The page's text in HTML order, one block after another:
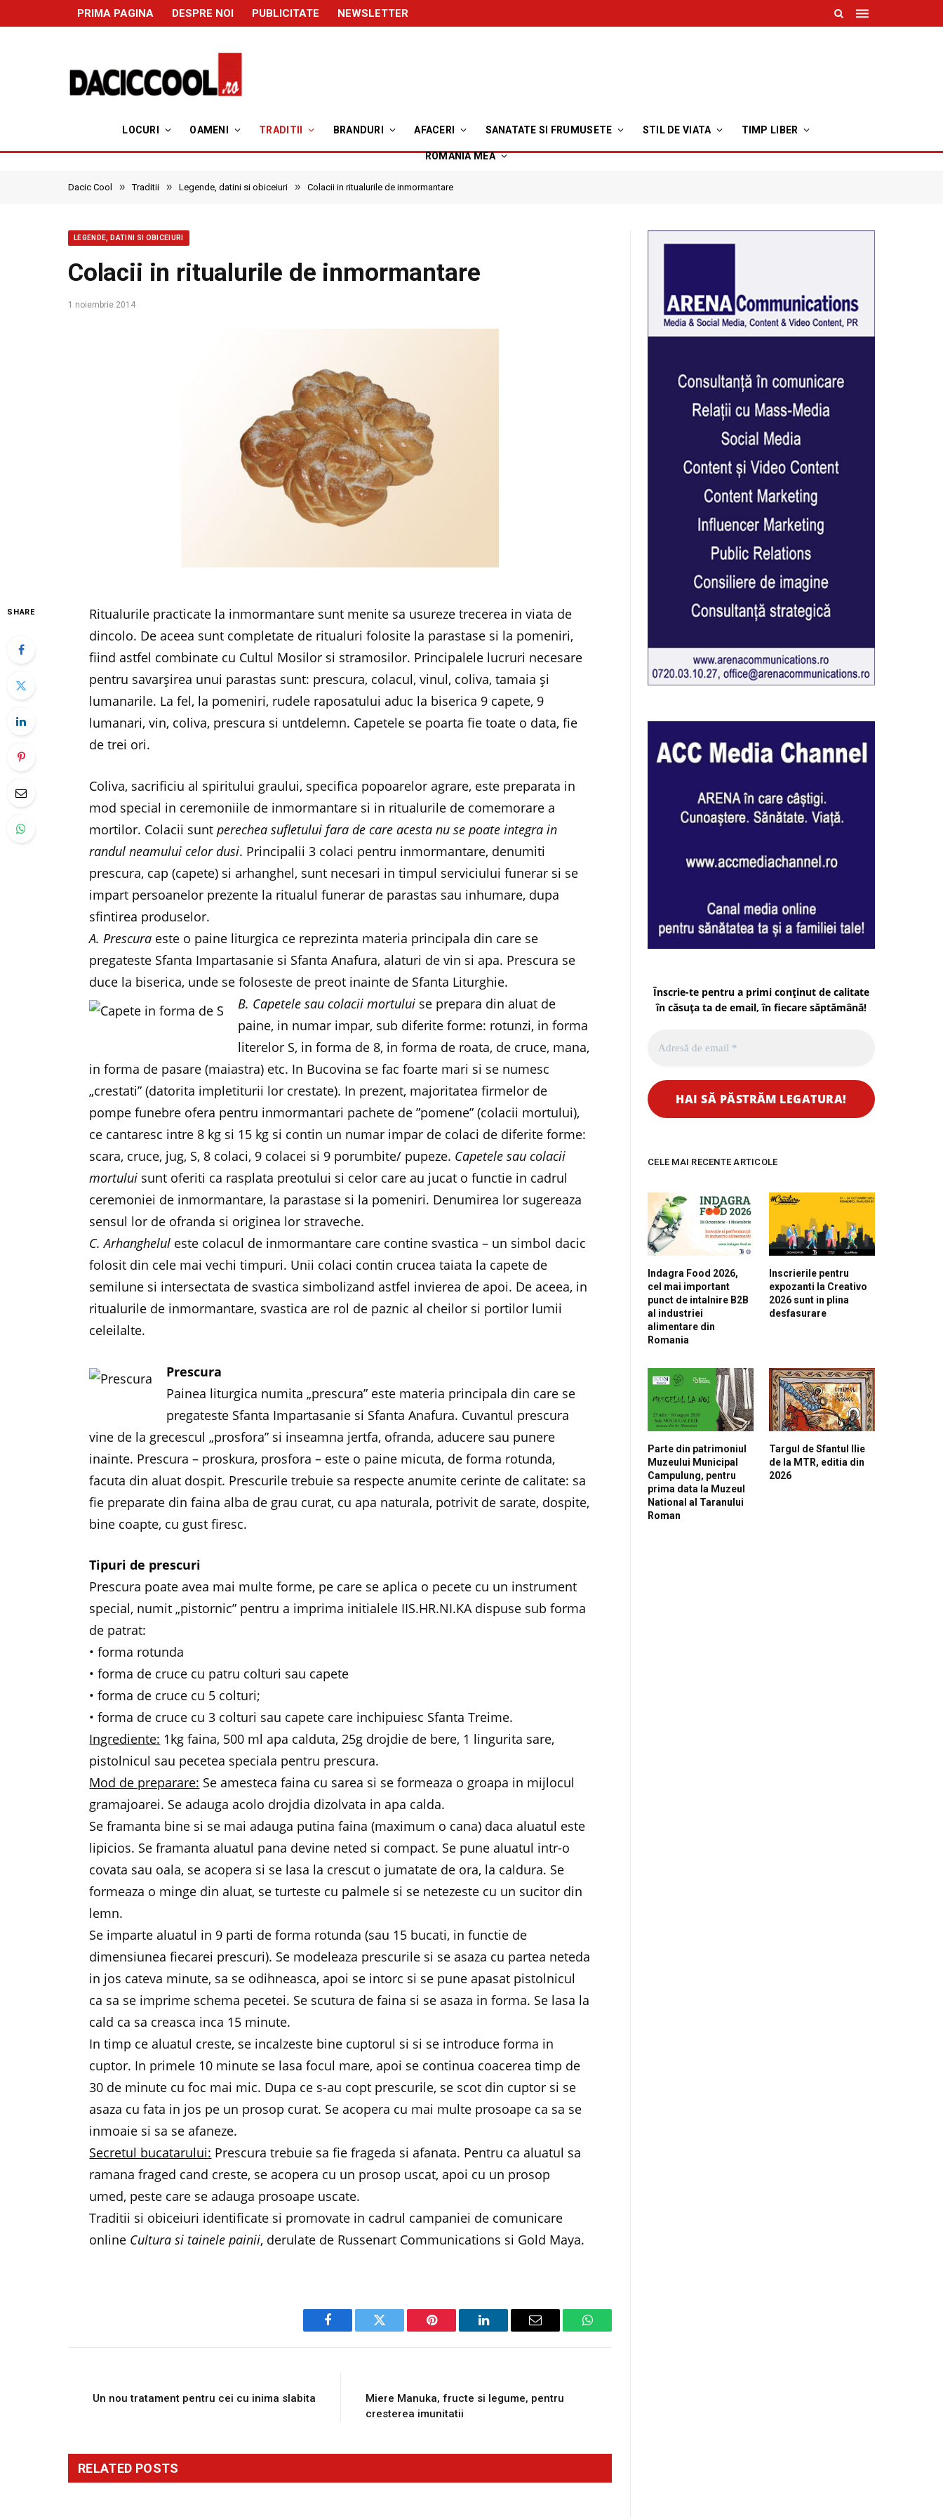
PRIMA PAGINA DESPRE NOI PUBLICITATE NEWSLETTER
LOCURI OAMENI TRADITII BRANDURI AFACERI SANATATE SI FRUMUSETE STIL DE VIATA TIMP LIBER
ROMANIA MEA
Dacic Cool » Traditii » Legende, datini si obiceiuri » Colacii in ritualurile de inmormantare
LEGENDE, DATINI SI OBICEIURI
Colacii in ritualurile de inmormantare
1 noiembrie 2014
SHARE
Ritualurile practicate la inmormantare sunt menite sa usureze trecerea in viata de
dincolo. De aceea sunt completate de ritualuri folosite la parastase si la pomeniri,
fiind astfel combinate cu Cultul Mosilor si stramosilor. Principalele lucruri necesare
pentru savarşirea unui parastas sunt: prescura, colacul, vinul, coliva, tamaia şi
lumanarile. La fel, la pomeniri, rudele raposatului aduc la biserica 9 capete, 9
lumanari, vin, coliva, prescura si untdelemn. Capetele se poarta fie toate o data, fie
de trei ori.
Coliva, sacrificiu al spiritului graului, specifica popoarelor agrare, este preparata in
mod special in ceremoniile de inmormantare si in ritualurile de comemorare a
mortilor. Colacii suntperechea sufletului fara de care acesta nu se poate integra in
randul neamului celor dusi. Principalii 3 colaci pentru inmormantare, denumiti
prescura, cap (capete) si arhanghel, sunt necesari in timpul serviciului funerar si se
impart persoanelor prezente la ritualul funerar de parastas sau inhumare, dupa
sfintirea produselor.
A. Prescura este o paine liturgica ce reprezinta materia principala din care se
pregateste Sfanta Impartasanie si Sfanta Anafura, alaturi de vin si apa. Prescura se
duce la biserica, unde se foloseste de preot inainte de Sfanta Liturghie.
B. Capetele sau colacii mortului se prepara din aluat de
paine, in numar impar, sub diferite forme: rotunzi, in forma
literelor S, in forma de 8, in forma de roata, de cruce, mana,
in forma de pasare (maiastra) etc. In Bucovina se fac foarte mari si se numesc
„crestati” (datorita impletiturii lor crestate). In prezent, majoritatea firmelor de
pompe funebre ofera pentru inmormantari pachete de ”pomene” (colacii mortului),
ce cantaresc intre 8 kg si 15 kg si contin un numar impar de colaci de diferite forme:
scara, cruce, jug, S, 8 colaci, 9 colacei si 9 porumbite/ pupeze. Capetele sau colacii
mortului sunt oferiti ca rasplata preotului si celor care au jucat o functie in cadrul
ceremoniei de inmormantare, la parastase si la pomeniri. Denumirea lor sugereaza
sensul lor de ofranda si originea lor straveche.
C. Arhanghelul este colacul de inmormantare care contine svastica – un simbol dacic
folosit din cele mai vechi timpuri. Unii colaci contin crucea taiata la capete de
semilune si intersectata de svastica simbolizand astfel invierea de apoi. De aceea, in
ritualurile de inmormantare, svastica are rol de paznic al cheilor si portilor lumii
celeilalte.
Prescura
Painea liturgica numita „prescura” este materia principala din care se
pregateste Sfanta Impartasanie si Sfanta Anafura. Cuvantul prescura
vine de la grecescul „prosfora” si inseamna jertfa, ofranda, aducere sau punere
inainte. Prescura – proskura, prosfora – este o paine micuta, de forma rotunda,
facuta din aluat dospit. Prescurile trebuie sa respecte anumite cerinte de calitate: sa
fie preparate din faina alba de grau curat, cu apa naturala, potrivit de sarate, dospite,
bine coapte, cu gust firesc.
Tipuri de prescuri
Prescura poate avea mai multe forme, pe care se aplica o pecete cu un instrument
special, numit „pistornic” pentru a imprima initialele IIS.HR.NI.KA dispuse sub forma
de patrat:
• forma rotunda
• forma de cruce cu patru colturi sau capete
• forma de cruce cu 5 colturi;
• forma de cruce cu 3 colturi sau capete care inchipuiesc Sfanta Treime.
Ingrediente: 1kg faina, 500 ml apa calduta, 25g drojdie de bere, 1 lingurita sare,
pistolnicul sau pecetea speciala pentru prescura.
Mod de preparare: Se amesteca faina cu sarea si se formeaza o groapa in mijlocul
gramajoarei. Se adauga acolo drojdia dizolvata in apa calda.
Se framanta bine si se mai adauga putina faina (maximum o cana) daca aluatul este
lipicios. Se framanta aluatul pana devine neted si compact. Se pune aluatul intr-o
covata sau oala, se acopera si se lasa la crescut o jumatate de ora, la caldura. Se
formeaza o minge din aluat, se turteste cu palmele si se netezeste cu un sucitor din
lemn.
Se imparte aluatul in 9 parti de forma rotunda (sau 15 bucati, in functie de
dimensiunea fiecarei prescuri). Se modeleaza prescurile si se asaza cu partea neteda
in jos cateva minute, sa se odihneasca, apoi se intorc si se pune apasat pistolnicul
ca sa se imprime schema pecetei. Se scutura de faina si se asaza in forma. Se lasa la
cald ca sa creasca inca 15 minute.
In timp ce aluatul creste, se incalzeste bine cuptorul si si se introduce forma in
cuptor. In primele 10 minute se lasa focul mare, apoi se continua coacerea timp de
30 de minute cu foc mai mic. Dupa ce s-au copt prescurile, se scot din cuptor si se
asaza cu fata in jos pe un prosop curat. Se acopera cu mai multe prosoape ca sa se
inmoaie si sa se afaneze.
Secretul bucatarului: Prescura trebuie sa fie frageda si afanata. Pentru ca aluatul sa
ramana fraged cand creste, se acopera cu un prosop uscat, apoi cu un prosop
umed, peste care se adauga prosoape uscate.
Traditii si obiceiuri identificate si promovate in cadrul campaniei de comunicare
online Cultura si tainele painii, derulate de Russenart Communications si Gold Maya.
Facebook Twitter Pinterest LinkedIn Email WhatsApp
Un nou tratament pentru cei cu inima slabita
Miere Manuka, fructe si legume, pentru
cresterea imunitatii
RELATED POSTS
Înscrie-te pentru a primi conținut de calitate
în căsuța ta de email, în fiecare săptămână!
CELE MAI RECENTE ARTICOLE
Indagra Food 2026,
cel mai important
punct de intalnire B2B
al industriei
alimentare din
Romania
Inscrierile pentru
expozanti la Creativo
2026 sunt in plina
desfasurare
Parte din patrimoniul
Muzeului Municipal
Campulung, pentru
prima data la Muzeul
National al Taranului
Roman
Targul de Sfantul Ilie
de la MTR, editia din
2026